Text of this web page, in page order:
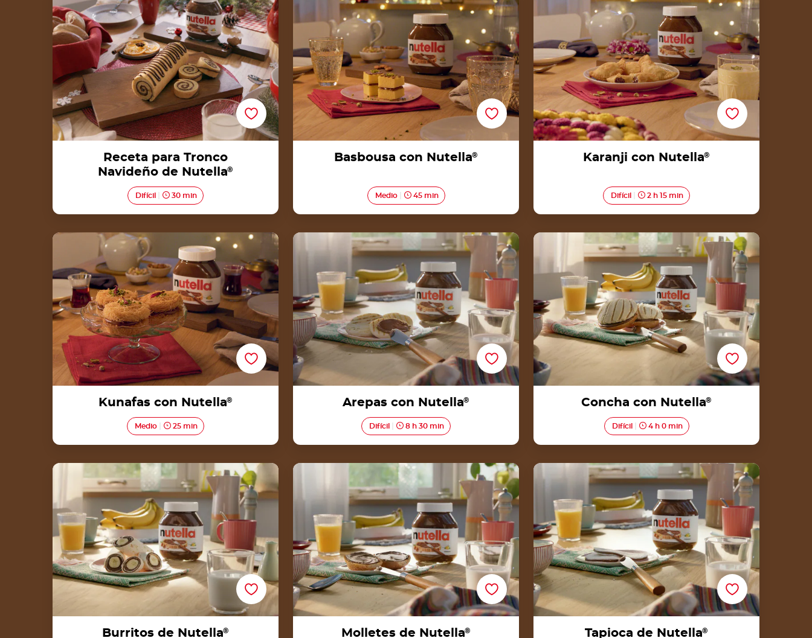
Receta para Tronco
Navideño de Nutella®
Difícil 30 min
Basbousa con Nutella®
Medio 45 min
Karanji con Nutella®
Difícil 2 h 15 min
Kunafas con Nutella®
Kunafas con Nutella®
Medio 25 min
Arepas con Nutella®
Arepas con Nutella®
Difícil 8 h 30 min
Concha con Nutella®
Concha con Nutella®
Difícil 4 h 0 min
Burritos de Nutella®
Burritos de Nutella®
Molletes de Nutella®
Molletes de Nutella®
Tapioca de Nutella®
Tapioca de Nutella®